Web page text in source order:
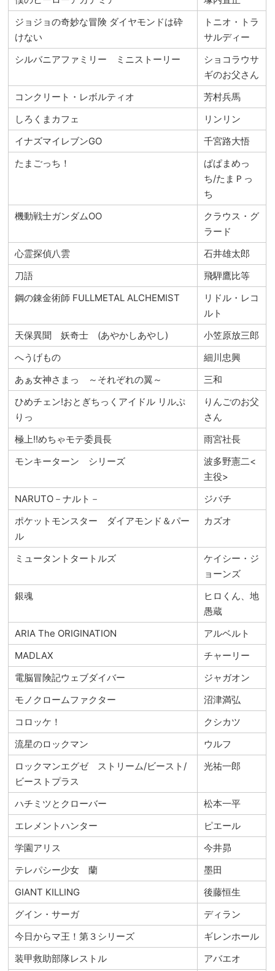
ジョジョの奇妙な冒険 ダイヤモンドは砕
けない
トニオ・トラ
サルディー
シルバニアファミリー ミニストーリー
ショコラウサ
ギのお父さん
コンクリート・レボルティオ
芳村兵馬
しろくまカフェ
リンリン
イナズマイレブンGO
千宮路大悟
たまごっち！
ぱぱまめっ
ち/たまＰっ
ち
機動戦士ガンダムOO
クラウス・グ
ラード
心霊探偵八雲
石井雄太郎
刀語
飛騨鷹比等
鋼の錬金術師 FULLMETAL ALCHEMIST
リドル・レコ
ルト
天保異聞 妖奇士 (あやかしあやし)
小笠原放三郎
へうげもの
細川忠興
あぁ女神さまっ ～それぞれの翼～
三和
ひめチェン!おとぎちっくアイドル リルぷ
りっ
りんごのお父
さん
極上!!めちゃモテ委員長
雨宮社長
モンキーターン シリーズ
波多野憲二<
主役>
NARUTO－ナルト－
ジバチ
ポケットモンスター ダイアモンド＆パー
ル
カズオ
ミュータントタートルズ
ケイシー・ジ
ョーンズ
銀魂
ヒロくん、地
愚蔵
ARIA The ORIGINATION
アルベルト
MADLAX
チャーリー
電脳冒険記ウェブダイバー
ジャガオン
モノクロームファクター
沼津満弘
コロッケ！
クシカツ
流星のロックマン
ウルフ
ロックマンエグゼ ストリーム/ビースト/
ビーストプラス
光祐一郎
ハチミツとクローバー
松本一平
エレメントハンター
ピエール
学園アリス
今井昴
テレパシー少女 蘭
墨田
GIANT KILLING
後藤恒生
グイン・サーガ
ディラン
今日からマ王！第３シリーズ
ギレンホール
装甲救助部隊レストル
アバエオ